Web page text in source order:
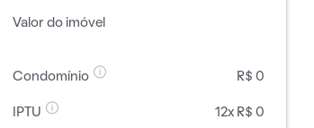
Valor do imóvel
Condomínio R$ 0
IPTU
12x R$ 0